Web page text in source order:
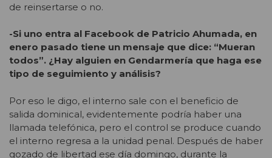
de reinsertarse o no.
-Si uno entra al Facebook de Patricio Ahumada, en
enero pasado tiene un mensaje que dice: “Mueran
todos”. ¿Hay alguien en Gendarmería que haga ese
tipo de seguimiento y análisis?
Por eso le digo, el interno sale con el beneficio de
salida dominical, evidentemente podría haber una
llamada telefónica, pero el control se produce cuando
el interno regresa a la unidad penal. Después de haber
gozado de libertad ese día domingo, durante la